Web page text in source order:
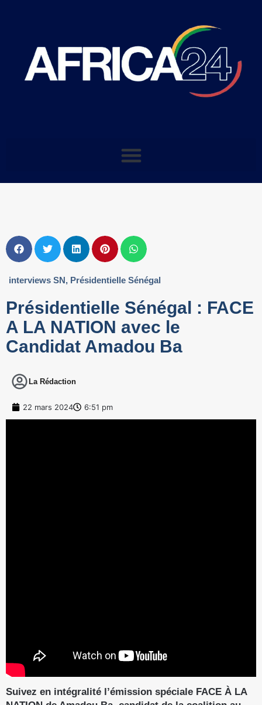
interviews SN, Présidentielle Sénégal
Présidentielle Sénégal : FACE
A LA NATION avec le
Candidat Amadou Ba
La Rédaction
22 mars 2024 6:51 pm
Suivez en intégralité l’émission spéciale FACE À LA